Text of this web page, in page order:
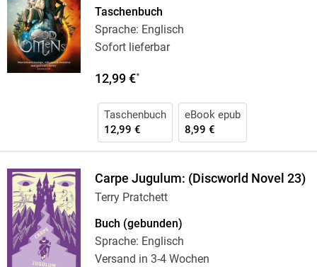
Taschenbuch
Sprache: Englisch
Sofort lieferbar
12,99 €*
Taschenbuch
12,99 €
eBook epub
8,99 €
Carpe Jugulum: (Discworld Novel 23)
Terry Pratchett
Buch (gebunden)
Sprache: Englisch
Versand in 3-4 Wochen